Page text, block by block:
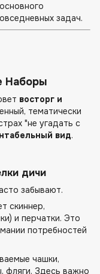
задач.
Наборы
восторг и
тематически
"не угадать с
вид.
дичи
забывают.
скиннер,
и перчатки. Это
потребностей
чашки,
фляги. Здесь важно